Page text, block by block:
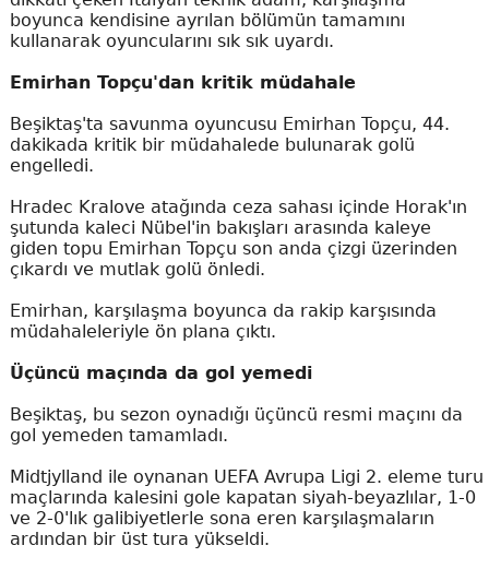
boyunca kendisine ayrılan bölümün tamamını
kullanarak oyuncularını sık sık uyardı.
Emirhan Topçu'dan kritik müdahale
Beşiktaş'ta savunma oyuncusu Emirhan Topçu, 44.
dakikada kritik bir müdahalede bulunarak golü
engelledi.
Hradec Kralove atağında ceza sahası içinde Horak'ın
şutunda kaleci Nübel'in bakışları arasında kaleye
giden topu Emirhan Topçu son anda çizgi üzerinden
çıkardı ve mutlak golü önledi.
Emirhan, karşılaşma boyunca da rakip karşısında
müdahaleleriyle ön plana çıktı.
Üçüncü maçında da gol yemedi
Beşiktaş, bu sezon oynadığı üçüncü resmi maçını da
gol yemeden tamamladı.
Midtjylland ile oynanan UEFA Avrupa Ligi 2. eleme turu
maçlarında kalesini gole kapatan siyah-beyazlılar, 1-0
ve 2-0'lık galibiyetlerle sona eren karşılaşmaların
ardından bir üst tura yükseldi.